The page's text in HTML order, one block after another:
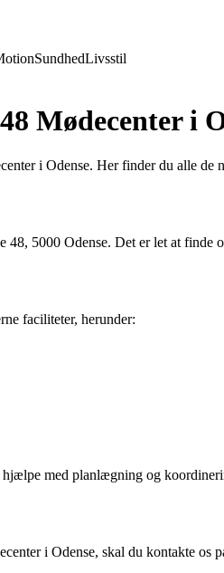
SundhedLivsstil
Mødecenter i
i Odense. Her finder du alle de
5000 Odense. Det er let at finde
faciliteter, herunder:
med planlægning og
i Odense, skal du kontakte